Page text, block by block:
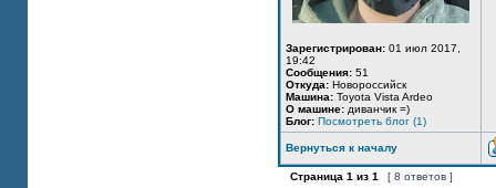
Зарегистрирован: 01 июл 2017,
19:42
Сообщения: 51
Откуда: Новороссийск
Машина: Toyota Vista Ardeo
О машине: диванчик =)
Блог: Посмотреть блог (1)
Вернуться к началу
Страница 1 из 1 [ 8 ответов ]